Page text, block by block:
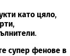
като цяло,
,
.
супер фенове в